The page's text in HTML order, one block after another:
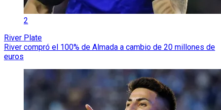
2
River Plate
River compró el 100% de Almada a cambio de 20 millones de
euros